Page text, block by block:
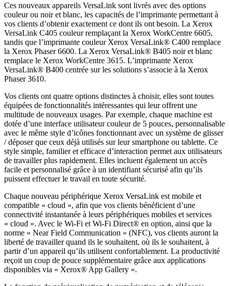
Ces nouveaux appareils VersaLink sont livrés avec des options
couleur ou noir et blanc, les capacités de l’imprimante permettant à
vos clients d’obtenir exactement ce dont ils ont besoin. La Xerox
VersaLink C405 couleur remplaçant la Xerox WorkCentre 6605,
tandis que l’imprimante couleur Xerox VersaLink® C400 remplace
la Xerox Phaser 6600. La Xerox VersaLink® B405 noir et blanc
remplace le Xerox WorkCentre 3615. L’imprimante Xerox
VersaLink® B400 centrée sur les solutions s’associe à la Xerox
Phaser 3610.
Vos clients ont quatre options distinctes à choisir, elles sont toutes
équipées de fonctionnalités intéressantes qui leur offrent une
multitude de nouveaux usages. Par exemple, chaque machine est
dotée d’une interface utilisateur couleur de 5 pouces, personnalisable
avec le même style d’icônes fonctionnant avec un système de glisser
/ déposer que ceux déjà utilisés sur leur smartphone ou tablette. Ce
style simple, familier et efficace d’interaction permet aux utilisateurs
de travailler plus rapidement. Elles incluent également un accès
facile et personnalisé grâce à un identifiant sécurisé afin qu’ils
puissent effectuer le travail en toute sécurité.
Chaque nouveau périphérique Xerox VersaLink est mobile et
compatible « cloud », afin que vos clients bénéficient d’une
connectivité instantanée à leurs périphériques mobiles et services
« cloud ». Avec le Wi-Fi et Wi-Fi Direct® en option, ainsi que la
norme « Near Field Communication » (NFC), vos clients auront la
liberté de travailler quand ils le souhaitent, où ils le souhaitent, à
partir d’un appareil qu’ils utilisent confortablement. La productivité
reçoit un coup de pouce supplémentaire grâce aux applications
disponibles via « Xerox® App Gallery ».